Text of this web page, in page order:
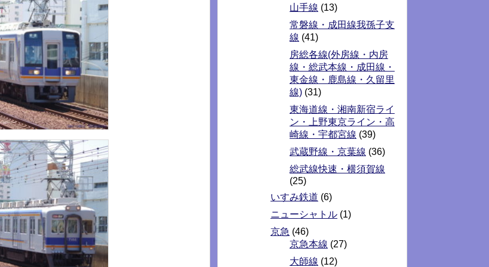
山手線 (13)
常磐線・成田線我孫子支
線 (41)
房総各線(外房線・内房
線・総武本線・成田線・
東金線・鹿島線・久留里
線) (31)
東海道線・湘南新宿ライ
ン・上野東京ライン・高
崎線・宇都宮線 (39)
武蔵野線・京葉線 (36)
総武線快速・横須賀線
(25)
いすみ鉄道 (6)
ニューシャトル (1)
京急 (46)
京急本線 (27)
大師線 (12)